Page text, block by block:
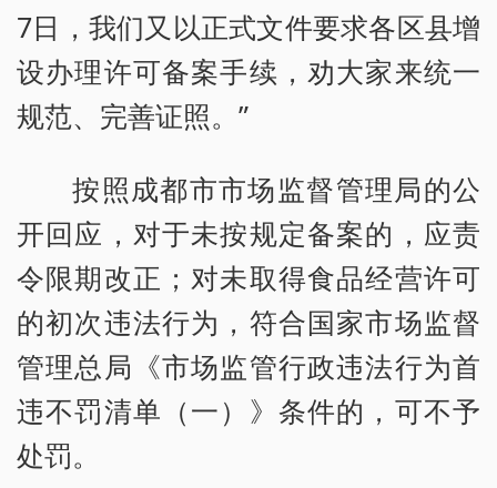
7日，我们又以正式文件要求各区县增
设办理许可备案手续，劝大家来统一
规范、完善证照。”
按照成都市市场监督管理局的公
开回应，对于未按规定备案的，应责
令限期改正；对未取得食品经营许可
的初次违法行为，符合国家市场监督
管理总局《市场监管行政违法行为首
违不罚清单（一）》条件的，可不予
处罚。